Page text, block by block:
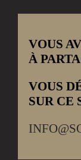
VOUS
À
VOUS
SUR CE